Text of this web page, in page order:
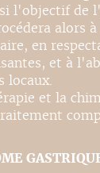
l'objectif de
alors
en
et à
locaux.
et la